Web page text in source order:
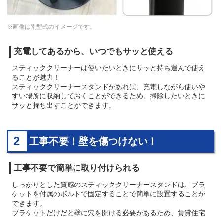
※画像は別型式のイメージです。
充電してあるから、いつでもサッと使える
スティッククリーナーは使いたいときにサッと持ち運んで使え
ることが魅力！
スティッククリーナースタンドがあれば、充電しながら使いや
すい場所に収納しておくことができるため、掃除したいときに
サッと持ち出すことができます。
2 工事不要！壁を傷つけない！
工事不要で簡単に取り付けられる
しっかりとした質感のスティッククリーナースタンドは、ブラ
ケットを付属のボルトで固定することで簡単に設置することが
できます。
ブラケットだけだと壁に穴を開ける必要があるため、賃貸住宅